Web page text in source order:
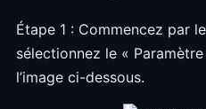
Étape 1 : Commencez par
sélectionnez le «
l’image ci-dessous.